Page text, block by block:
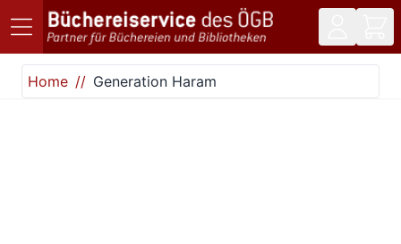
Direkt zum Inhalt
Home
Generation Haram